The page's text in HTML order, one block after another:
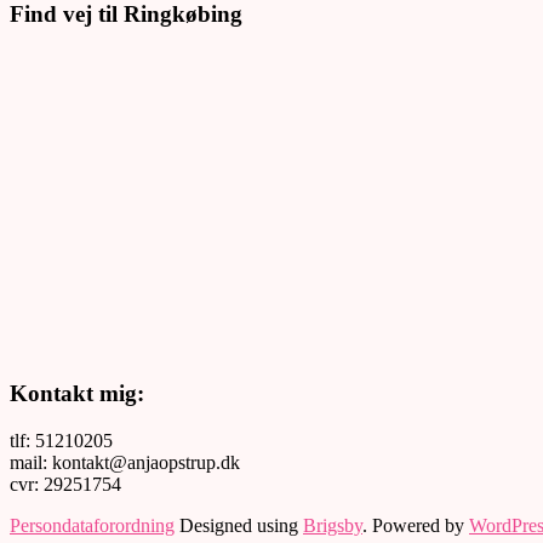
Find vej til Ringkøbing
Kontakt mig:
tlf: 51210205
mail: kontakt@anjaopstrup.dk
cvr: 29251754
Persondataforordning Designed using Brigsby. Powered by